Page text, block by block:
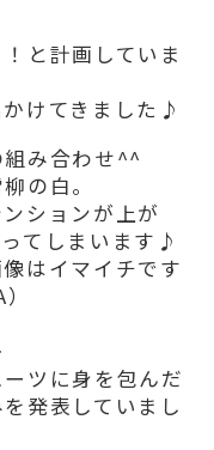
と計画していま
けてきました♪
組み合わせ^^
の白。
ションが上が
てしまいます♪
はイマイチです
ツに身を包んだ
発表していまし